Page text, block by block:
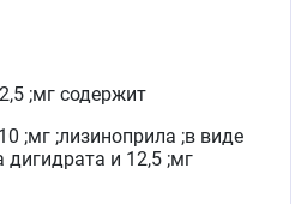
;мг содержит
;мг ;лизиноприла ;в виде
дигидрата и 12,5 ;мг